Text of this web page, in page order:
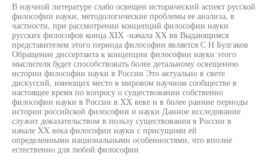
В научной литературе слабо освещен исторический аспект русской
философии науки, методологические проблемы ее анализа, в
частности, при рассмотрении концепций философии науки
русских философов конца XIX -начала XX вв Выдающимся
представителем этого периода философии является С Н Булгаков
Обращение диссертанта к концепции философии науки этого
мыслителя будет способствовать более детальному освещению
истории философии науки в России Это актуально в свете
дискуссий, имеющих место в мировом научном сообществе в
настоящее время по вопросу о существовании собственно
философии науки в России в XX веке и в более ранние периоды
истории российской философии и науки Данное исследование
служит доказательством в пользу существования в России в
начале XX века философии науки с присущими ей
определенными национальными особенностями, что вполне
естественно для любой философии